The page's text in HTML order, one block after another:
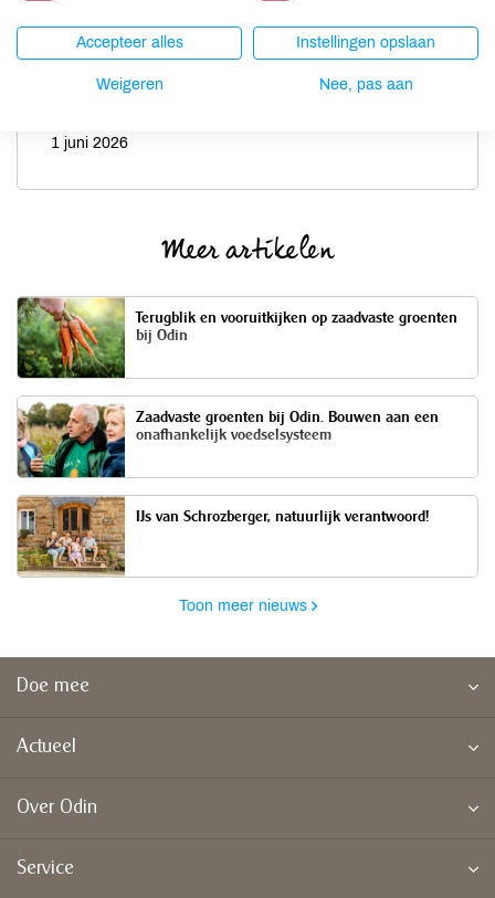
Door
Yvet Dikken
1 juni 2026
Meer artikelen
Terugblik en vooruitkijken op zaadvaste groenten
bij Odin
Zaadvaste groenten bij Odin. Bouwen aan een
onafhankelijk voedselsysteem
IJs van Schrozberger, natuurlijk verantwoord!
Toon meer nieuws
Doe mee
Actueel
Over Odin
Service
Accepteer alles Instellingen opslaan
Weigeren Nee, pas aan